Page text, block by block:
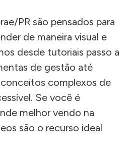
PR são pensados para
de maneira visual e
desde tutoriais passo a
de gestão até
complexos de
Se você é
melhor vendo na
são o recurso ideal